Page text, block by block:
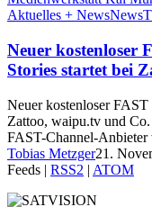
Aktuelles + NewsNews
Neuer kostenloser
Stories startet bei
Neuer kostenloser
Zattoo, waipu.tv und
FAST-Channel-
Tobias Metzger21.
Feeds | RSS2 | ATOM